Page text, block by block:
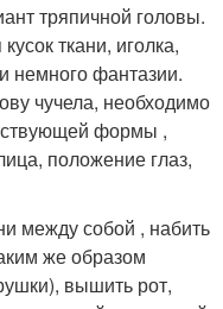
тряпичной головы.
ткани, иголка,
немного фантазии.
чучела, необходимо
формы ,
положение глаз,
между собой , набить
же образом
вышить рот,